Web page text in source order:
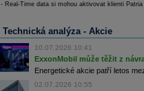
- Real-Time data si mohou aktivovat klienti
Technická analýza - Akcie
10.07.2026 10:41
ExxonMobil může těžit z
Energetické akcie patří letos
02.07.2026 10:55